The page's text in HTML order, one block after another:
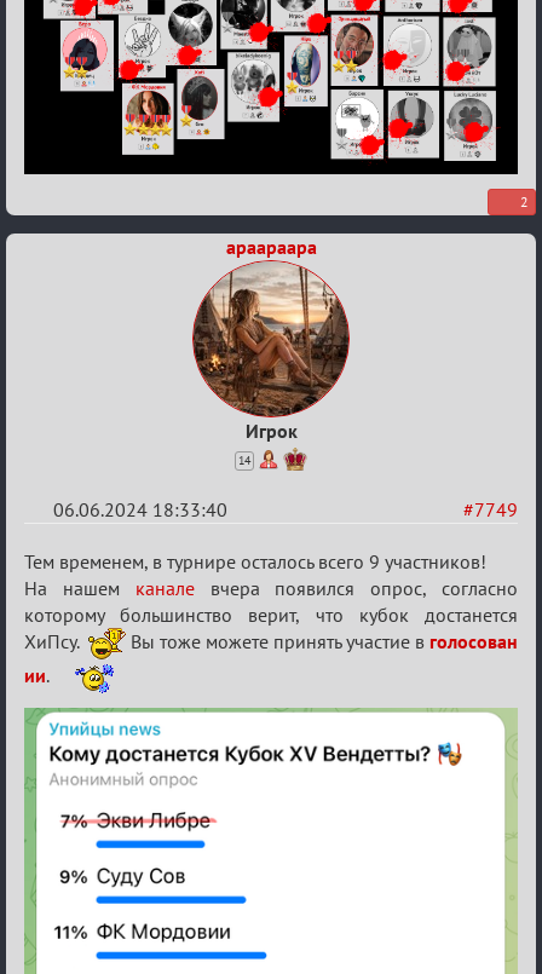
2
apaapaapa
Игрок
14
#7749
06.06.2024 18:33:40
Re:
Кубок
Вендетты
Тем временем, в турнире осталось всего 9 участников!
На нашем каналевчера появился опрос, согласно
которому большинство верит, что кубок достанется
ХиПсу.
Вы тоже можете принять участие в голосован
ии.